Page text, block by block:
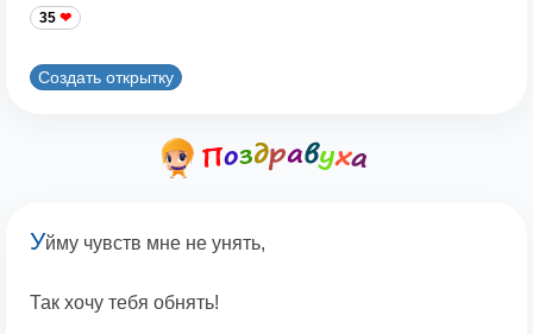
35
Создать открытку
Уйму чувств мне не унять,
Так хочу тебя обнять!